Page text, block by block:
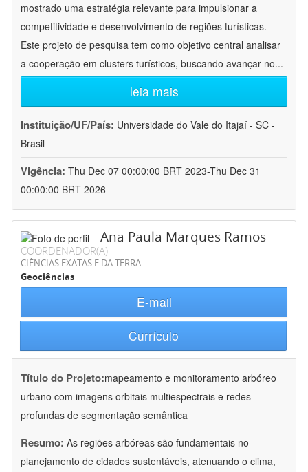
mostrado uma estratégia relevante para impulsionar a
competitividade e desenvolvimento de regiões turísticas.
Este projeto de pesquisa tem como objetivo central analisar
a cooperação em clusters turísticos, buscando avançar no...
leia mais
Instituição/UF/País: Universidade do Vale do Itajaí - SC -
Brasil
Vigência: Thu Dec 07 00:00:00 BRT 2023-Thu Dec 31
00:00:00 BRT 2026
Ana Paula Marques Ramos
COORDENADOR(A)
CIÊNCIAS EXATAS E DA TERRA
Geociências
E-mail
Currículo
Título do Projeto:mapeamento e monitoramento arbóreo
urbano com imagens orbitais multiespectrais e redes
profundas de segmentação semântica
Resumo: As regiões arbóreas são fundamentais no
planejamento de cidades sustentáveis, atenuando o clima,